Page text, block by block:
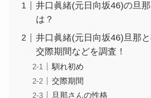
井口眞緒(元日向坂46)の旦
は？
井口眞緒(元日向坂46)旦那
交際期間などを調査！
馴れ初め
交際期間
旦那さんの性格